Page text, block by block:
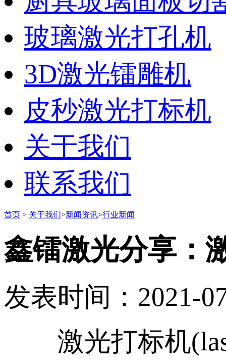
玻璃激光打孔机
3D激光镭雕机
皮秒激光打标机
关于我们
联系我们
首页 > 关于我们>新闻资讯>行业新闻
鑫镭激光分享：
发表时间：2021-
激光打标机